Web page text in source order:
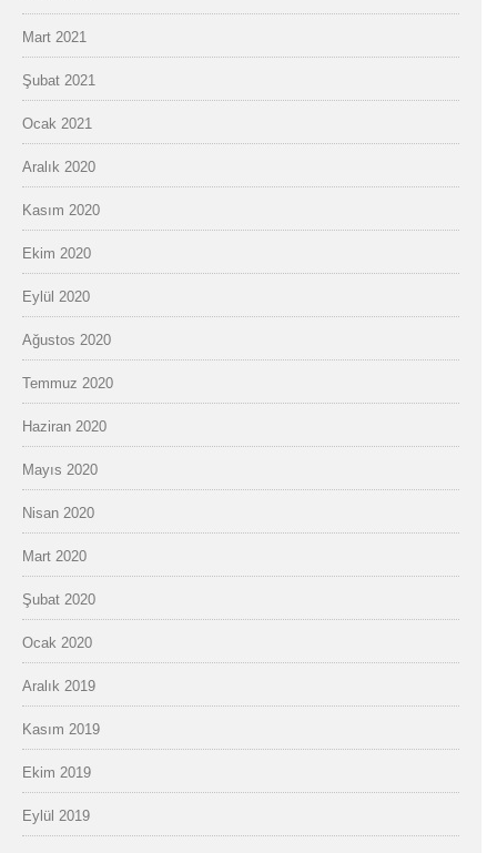
Mart 2021
Şubat 2021
Ocak 2021
Aralık 2020
Kasım 2020
Ekim 2020
Eylül 2020
Ağustos 2020
Temmuz 2020
Haziran 2020
Mayıs 2020
Nisan 2020
Mart 2020
Şubat 2020
Ocak 2020
Aralık 2019
Kasım 2019
Ekim 2019
Eylül 2019